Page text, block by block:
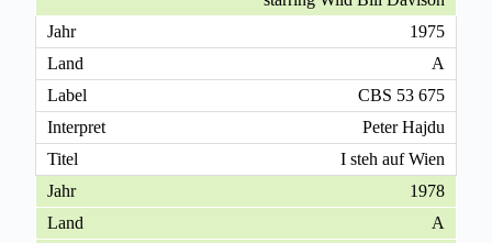
1975
A
CBS 53 675
Peter Hajdu
I steh auf Wien
1978
A